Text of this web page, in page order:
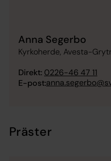
Anna Segerbo
Kyrkoherde, Avesta-
Direkt: 0226-46 47 11
E-post:
Präster